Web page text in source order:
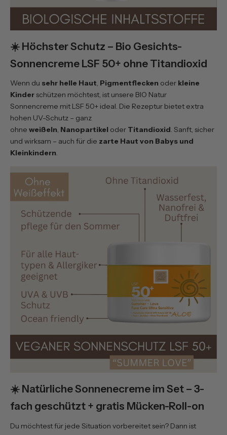
☀️ Höchster Schutz – Bio Gesichts-
Sonnencreme LSF 50+ ohne Titandioxid
Wenn du sehr helle Haut, Pigmentflecken oder kleine
Kinder schützen möchtest, ist unsere BIO Natur
Sonnencreme mit LSF 50+ ideal. Die Rezeptur bietet extra
hohen UV-Schutz – ganz
ohne weißeln, Nanopartikel oder Titandioxid. Sanft, sicher
und wirksam – auch für die zarte Haut von Babys und
Kleinkindern.
☀️ Natürliche Sonnenecreme im Set – 3-
fach geschützt + gratis Mücken-Roll-on
Du möchtest für jede Situation vorbereitet sein? Dann ist